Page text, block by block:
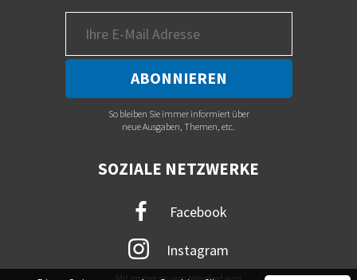
So bleiben Sie immer informiert über
neue Ausgaben, Themen, etc.
SOZIALE NETZWERKE
Facebook
Instagram